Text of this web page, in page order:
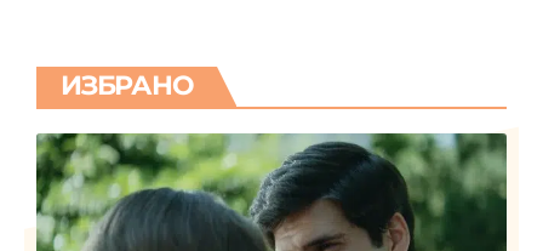
ИЗБРАНО